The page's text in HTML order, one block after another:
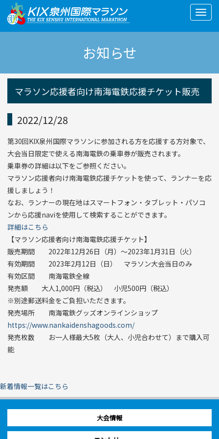
お知らせ
マラソン応援者向け南海電鉄応援チケット販売
2022/12/28
第30回KIX泉州国際マラソンに参加される方を応援する方対象で、
大会当日限定で使える南海電鉄の乗車券が販売されます。
乗車券の詳細は以下をご参照ください。
マラソン応援者向け南海電鉄応援チケットを使って、ランナーを応
援しましょう！
なお、ランナーの現在地はスマートフォン・タブレット・パソコ
ンから応援naviを使用して検索することができます。
詳細はこちら
【マラソン応援者向け南海電鉄応援チケット】
販売期間 2022年12月26日（月）～2023年1月31日（火）
有効期間 2023年2月12日（日） マラソン大会当日のみ
有効区間 南海電鉄全線
発売額 大人1,000円（税込） 小児500円（税込）
※別途郵送料金をご負担いただきます。
発売場所 南海電鉄グッズオンラインショップ
https://www.nankaidenshagoods.com/
発売枚数 お一人様最大5枚（大人、小児合わせて）まで購入可
能
新着情報一覧はこちら
大会情報